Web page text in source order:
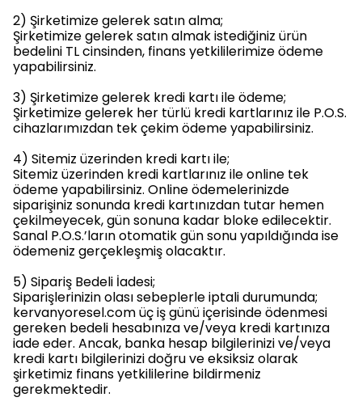
2) Şirketimize gelerek satın alma;
Şirketimize gelerek satın almak istediğiniz ürün
bedelini TL cinsinden, finans yetkililerimize ödeme
yapabilirsiniz.
3) Şirketimize gelerek kredi kartı ile ödeme;
Şirketimize gelerek her türlü kredi kartlarınız ile P.O.S.
cihazlarımızdan tek çekim ödeme yapabilirsiniz.
4) Sitemiz üzerinden kredi kartı ile;
Sitemiz üzerinden kredi kartlarınız ile online tek
ödeme yapabilirsiniz. Online ödemelerinizde
siparişiniz sonunda kredi kartınızdan tutar hemen
çekilmeyecek, gün sonuna kadar bloke edilecektir.
Sanal P.O.S.’ların otomatik gün sonu yapıldığında ise
ödemeniz gerçekleşmiş olacaktır.
5) Sipariş Bedeli İadesi;
Siparişlerinizin olası sebeplerle iptali durumunda;
kervanyoresel.com üç iş günü içerisinde ödenmesi
gereken bedeli hesabınıza ve/veya kredi kartınıza
iade eder. Ancak, banka hesap bilgilerinizi ve/veya
kredi kartı bilgilerinizi doğru ve eksiksiz olarak
şirketimiz finans yetkililerine bildirmeniz
gerekmektedir.